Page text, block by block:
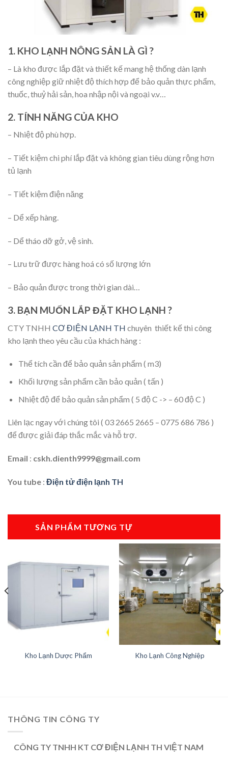
1. KHO LẠNH NÔNG SẢN LÀ GÌ ?
– Là kho được lắp đặt và thiết kế mang hệ thống dàn lạnh
công nghiệp giữ nhiệt độ thích hợp để bảo quản thực phẩm,
thuốc, thuỷ hải sản, hoa nhập nội và ngoại v.v…
2. TÍNH NĂNG CỦA KHO
– Nhiệt độ phù hợp.
– Tiết kiệm chi phí lắp đặt và không gian tiêu dùng rộng hơn
tủ lạnh
– Tiết kiệm điện năng
– Dể xếp hàng.
– Dể tháo dỡ gở, vệ sinh.
– Lưu trữ được hàng hoá có số lượng lớn
– Bảo quản được trong thời gian dài…
3. BẠN MUỐN LẮP ĐẶT KHO LẠNH ?
CTY TNHH CƠ ĐIỆN LẠNH TH chuyên thiết kế thi công
kho lạnh theo yêu cầu của khách hàng :
Thể tích cần để bảo quản sản phẩm ( m3)
Khối lượng sản phẩm cần bảo quản ( tấn )
Nhiệt độ để bảo quản sản phẩm ( 5 độ C -> – 60 độ C )
Liên lạc ngay với chúng tôi ( 03 2665 2665 – 0775 686 786 )
để được giải đáp thắc mắc và hỗ trợ.
Email : cskh.dienth9999@gmail.com
You tube : Điện tử điện lạnh TH
SẢN PHẨM TƯƠNG TỰ
Kho Lạnh Dược Phẩm Kho Lạnh Công Nghiệp
THÔNG TIN CÔNG TY
CÔNG TY TNHH KT CƠ ĐIỆN LẠNH TH VIỆT NAM